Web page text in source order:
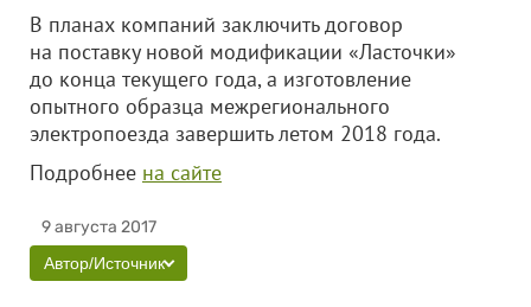
В планах компаний заключить договор
на поставку новой модификации «Ласточки»
до конца текущего года, а изготовление
опытного образца межрегионального
электропоезда завершить летом 2018 года.
Подробнее на сайте
9 августа 2017
Автор/Источник